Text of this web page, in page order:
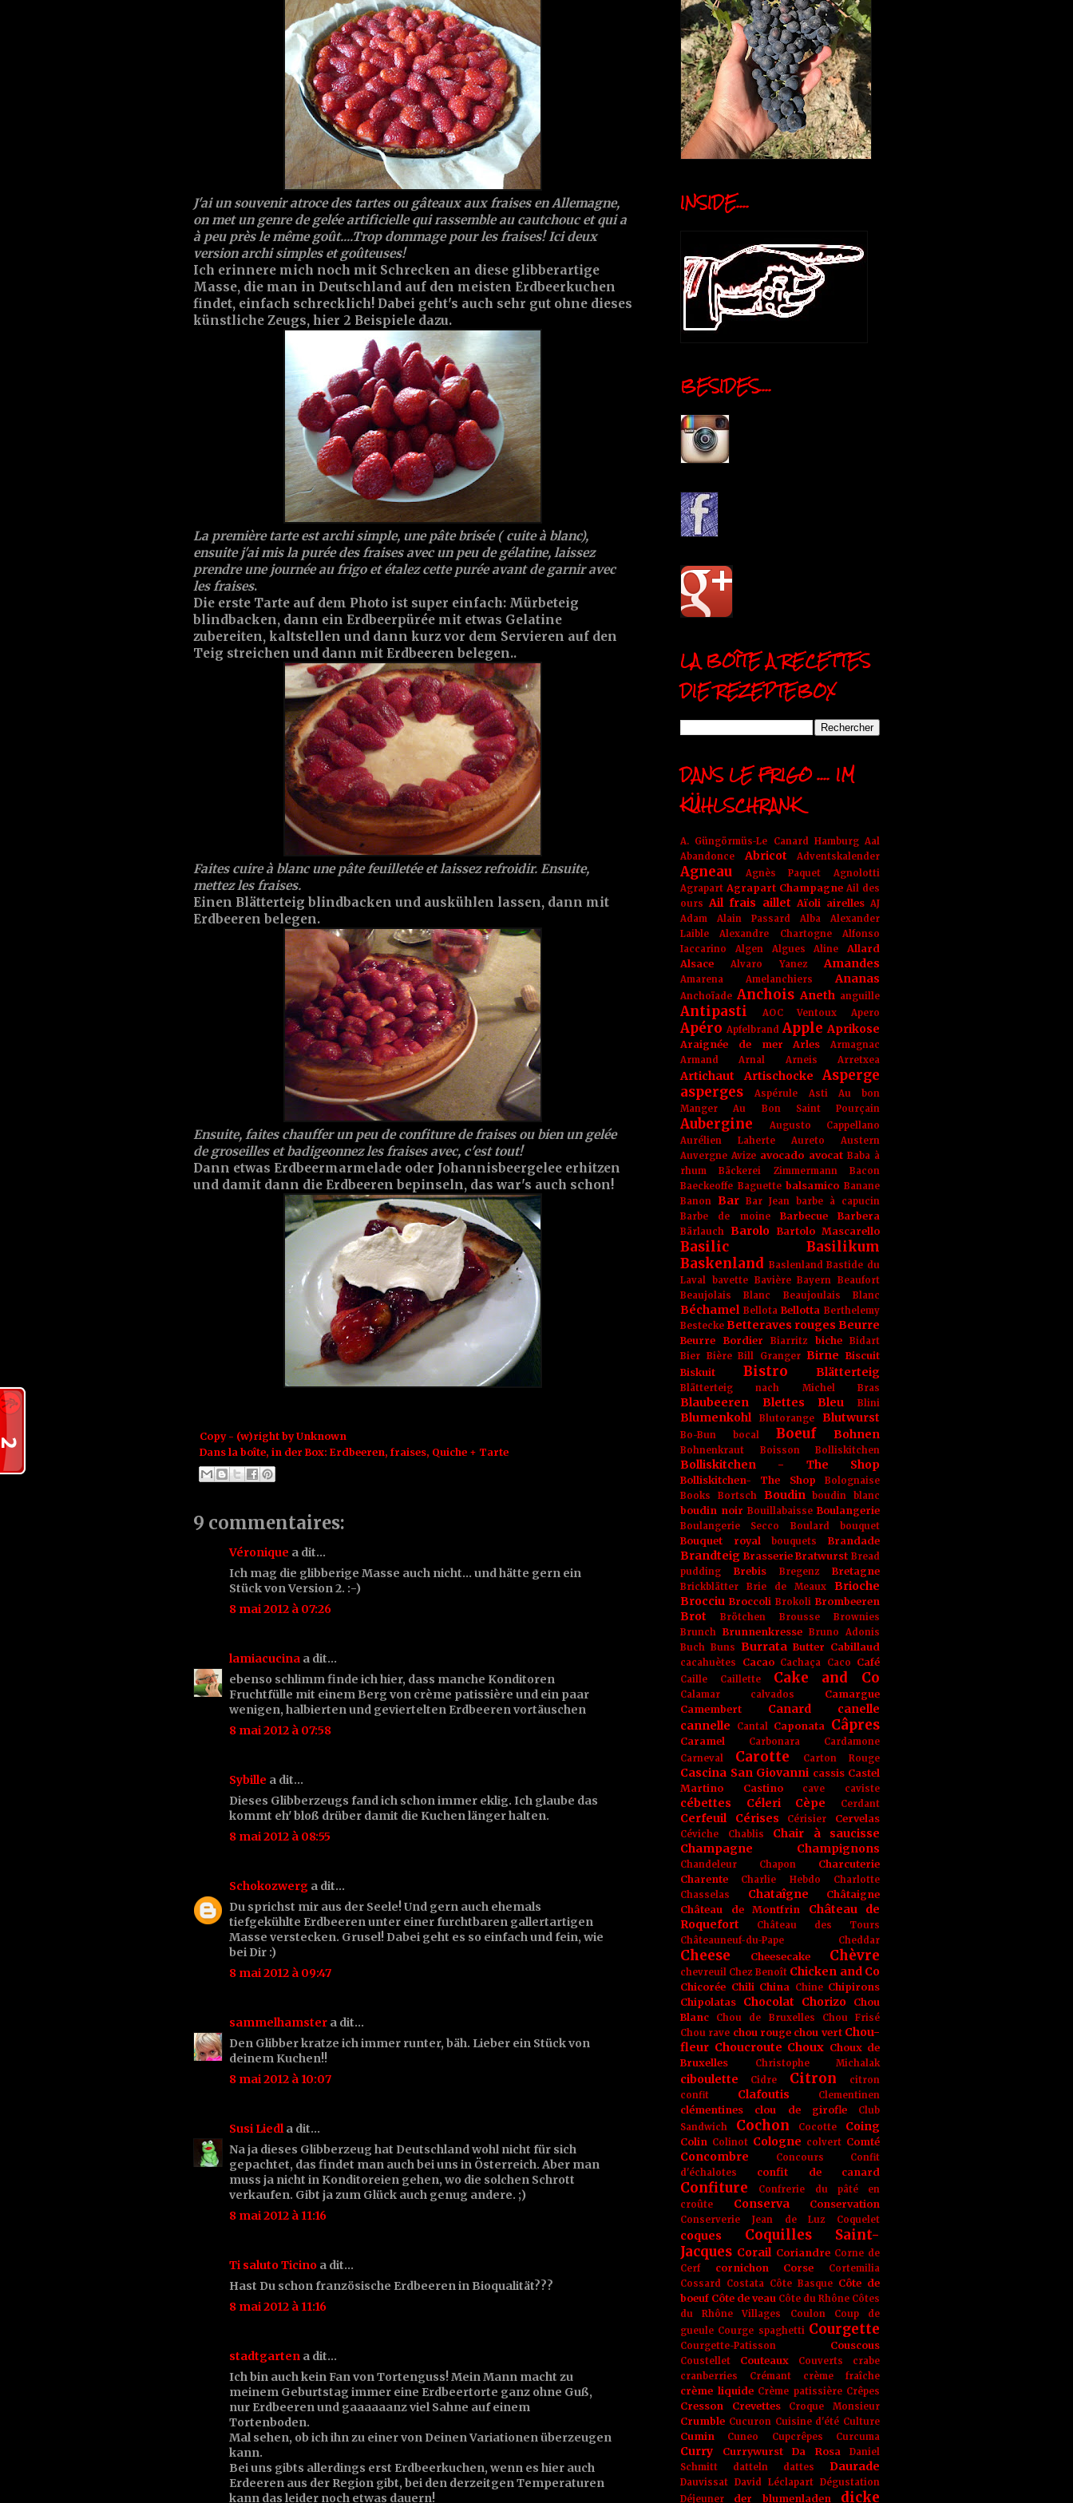
J'ai un souvenir atroce des tartes ou gâteaux aux fraises en Allemagne,
on met un genre de gelée artificielle qui rassemble au cautchouc et qui a
à peu près le même goût....Trop dommage pour les fraises! Ici deux
version archi simples et goûteuses!
Ich erinnere mich noch mit Schrecken an diese glibberartige
Masse, die man in Deutschland auf den meisten Erdbeerkuchen
findet, einfach schrecklich! Dabei geht's auch sehr gut ohne dieses
künstliche Zeugs, hier 2 Beispiele dazu.
La première tarte est archi simple, une pâte brisée ( cuite à blanc),
ensuite j'ai mis la purée des fraises avec un peu de gélatine, laissez
prendre une journée au frigo et étalez cette purée avant de garnir avec
les fraises.
Die erste Tarte auf dem Photo ist super einfach: Mürbeteig
blindbacken, dann ein Erdbeerpürée mit etwas Gelatine
zubereiten, kaltstellen und dann kurz vor dem Servieren auf den
Teig streichen und dann mit Erdbeeren belegen..
Faites cuire à blanc une pâte feuilletée et laissez refroidir. Ensuite,
mettez les fraises.
Einen Blätterteig blindbacken und auskühlen lassen, dann mit
Erdbeeren belegen.
Ensuite, faites chauffer un peu de confiture de fraises ou bien un gelée
de groseilles et badigeonnez les fraises avec, c'est tout!
Dann etwas Erdbeermarmelade oder Johannisbeergelee erhitzen
und damit dann die Erdbeeren bepinseln, das war's auch schon!
Copy - (w)right byUnknown
Dans la boîte, in der Box: Erdbeeren, fraises, Quiche + Tarte
9 commentaires:
Véronique a dit…
Ich mag die glibberige Masse auch nicht... und hätte gern ein
Stück von Version 2. :-)
8 mai 2012 à 07:26
lamiacucina a dit…
ebenso schlimm finde ich hier, dass manche Konditoren
Fruchtfülle mit einem Berg von crème patissière und ein paar
wenigen, halbierten und geviertelten Erdbeeren vortäuschen
8 mai 2012 à 07:58
Sybille a dit…
Dieses Glibberzeugs fand ich schon immer eklig. Ich glaube das
kommt eh' bloß drüber damit die Kuchen länger halten.
8 mai 2012 à 08:55
Schokozwerg a dit…
Du sprichst mir aus der Seele! Und gern auch ehemals
tiefgekühlte Erdbeeren unter einer furchtbaren gallertartigen
Masse verstecken. Grusel! Dabei geht es so einfach und fein, wie
bei Dir :)
8 mai 2012 à 09:47
sammelhamster a dit…
Den Glibber kratze ich immer runter, bäh. Lieber ein Stück von
deinem Kuchen!!
8 mai 2012 à 10:07
Susi Liedla dit…
Na ja dieses Glibberzeug hat Deutschland wohl nicht für sich
gepachtet, das findet man auch bei uns in Österreich. Aber man
muss ja nicht in Konditoreien gehen, wo die solchen Schrott
verkaufen. Gibt ja zum Glück auch genug andere. ;)
8 mai 2012 à 11:16
Ti saluto Ticino a dit…
Hast Du schon französische Erdbeeren in Bioqualität???
8 mai 2012 à 11:16
stadtgarten a dit…
Ich bin auch kein Fan von Tortenguss! Mein Mann macht zu
meinem Geburtstag immer eine Erdbeertorte ganz ohne Guß,
nur Erdbeeren und gaaaaaanz viel Sahne auf einem
Tortenboden.
Mal sehen, ob ich ihn zu einer von Deinen Variationen überzeugen
kann.
Bei uns gibts allerdings erst Erdbeerkuchen, wenn es hier auch
Erdeeren aus der Region gibt, bei den derzeitgen Temperaturen
kann das leider noch etwas dauern!
INSIDE....
BESIDES....
LA BOÎTE A RECETTES
DIE REZEPTEBOX
DANS LE FRIGO .... IM
KÜHLSCHRANK
A. Güngörmüs-Le Canard Hamburg Aal
Abandonce
Abricot Adventskalender
Agneau Agnès Paquet
Agnolotti
Agrapart Agrapart Champagne Ail des
ours Ail frais aillet Aïoli airelles AJ
Adam
Alain Passard Alba
Alexander
Laible
Alexandre Chartogne
Alfonso
Iaccarino
Algen Algues Aline
Allard
Alsace
Alvaro Yanez Amandes
Amarena Amelanchiers Ananas
Anchoïade Anchois Aneth anguille
Antipasti AOC Ventoux Apero
Apéro Apfelbrand Apple Aprikose
Araignée de mer Arles
Armagnac
Armand Arnal
Arneis Arretxea
Artichaut Artischocke
Asperge
asperges
Aspérule Asti
Au bon
Manger
Au Bon Saint Pourçain
Aubergine
Augusto Cappellano
Aurélien Laherte
Aureto
Austern
Auvergne Avize avocado avocat Baba à
rhum
Bäckerei Zimmermann
Bacon
Baeckeoffe Baguette balsamico Banane
Banon Bar Bar Jean
barbe à capucin
Barbe de moine
Barbecue Barbera
Bärlauch Barolo Bartolo Mascarello
Basilic
Basilikum
Baskenland Baslenland Bastide du
Laval
bavette Bavière Bayern Beaufort
Beaujolais Blanc
Beaujoulais Blanc
Béchamel Bellota Bellotta Berthelemy
Bestecke Betteraves rouges Beurre
Beurre Bordier Biarritz biche
Bidart
Bier Bière Bill Granger Birne
Biscuit
Biskuit
Bistro Blätterteig
Blätterteig nach Michel Bras
Blaubeeren Blettes Bleu Blini
Blumenkohl Blutorange Blutwurst
Bo-Bun bocal Boeuf Bohnen
Bohnenkraut Boisson Bolliskitchen
Bolliskitchen - The Shop
Bolliskitchen- The Shop
Bolognaise
Books
Bortsch Boudin boudin blanc
boudin noir Bouillabaisse Boulangerie
Boulangerie Secco Boulard bouquet
Bouquet royal bouquets Brandade
Brandteig Brasserie Bratwurst Bread
pudding
Brebis Bregenz Bretagne
Brickblätter Brie de Meaux
Brioche
Brocciu Broccoli Brokoli Brombeeren
Brot Brötchen Brousse
Brownies
Brunch Brunnenkresse Bruno Adonis
Buch Buns Burrata Butter Cabillaud
cacahuètes Cacao Cachaça Caco Café
Caille Caillette Cake and Co
Calamar calvados
Camargue
Camembert
Canard
canelle
cannelle
Cantal Caponata Câpres
Caramel Carbonara
Cardamone
Carneval
Carotte Carton Rouge
Cascina San Giovanni cassis Castel
Martino
Castino cave caviste
cébettes Céleri Cèpe Cerdant
Cerfeuil Cérises Cérisier Cervelas
Céviche Chablis
Chair à saucisse
Champagne
Champignons
Chandeleur Chapon
Charcuterie
Charente
Charlie Hebdo
Charlotte
Chasselas
Chataîgne
Châtaigne
Château de Montfrin
Château de
Roquefort
Château des Tours
Châteauneuf-du-Pape
Cheddar
Cheese Cheesecake Chèvre
chevreuil Chez Benoît Chicken and Co
Chicorée Chili China Chine Chipirons
Chipolatas
Chocolat Chorizo
Chou
Blanc
Chou de Bruxelles
Chou Frisé
Chou rave chou rouge chou vert Chou-
fleur Choucroute Choux Choux de
Bruxelles
Christophe Michalak
ciboulette Cidre Citron
citron
confit
Clafoutis Clementinen
clémentines clou de girofle
Club
Sandwich
Cochon Cocotte Coing
Colin Colinot Cologne colvert Comté
Concombre Concours
Confit
d'échalotes
confit de canard
Confiture
Confrerie du pâté en
croûte
Conserva Conservation
Conserverie Jean de Luz Coquelet
coques
Coquilles Saint-
Jacques Corail Coriandre Corne de
Cerf
cornichon Corse
Cortemilia
Cossard Costata Côte Basque Côte de
boeuf Côte de veau Côte du Rhône Côtes
du Rhône Villages
Coulon
Coup de
gueule Courge spaghetti Courgette
Courgette-Patisson Couscous
Coustellet Couteaux Couverts
crabe
cranberries
Crémant crème fraîche
crème liquide Crème patissière Crêpes
Cresson Crevettes Croque Monsieur
Crumble Cucuron Cuisine d'été Culture
Cumin Cuneo Cupcrêpes Curcuma
Curry Currywurst Da Rosa
Daniel
Schmitt
datteln dattes Daurade
Dauvissat David Léclapart Dégustation
Déjeuner
der blumenladen dicke